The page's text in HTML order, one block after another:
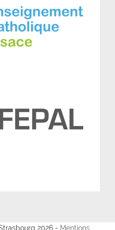
2026 - Mentions